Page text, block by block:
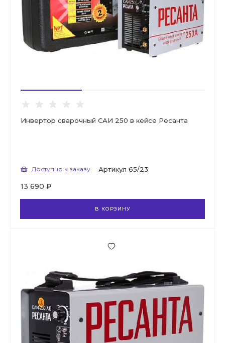
Инвертор сварочный САИ 250 в кейсе Ресанта
Доступно к заказу Артикул 65/23
13 690 ₽
В КОРЗИНУ